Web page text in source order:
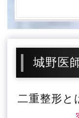
城野医
二重整形と